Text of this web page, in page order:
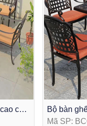
cấp
Bộ bàn
chữ nhật 6
Mã SP: